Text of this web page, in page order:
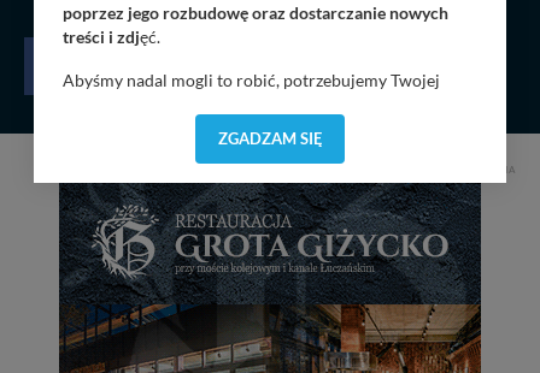
REKLAMA
poprzez jego rozbudowę oraz dostarczanie nowych
treści i zdjęć.
Abyśmy nadal mogli to robić, potrzebujemy Twojej
dostosować do Twoich preferencji. Twoje dane (w tym
pliki cookies) będą zapisywane w celu usprawnienia
wyszukania, ulubione miejsca, logowania, itp).
Bezpieczeństwo Twoich danych jest dla nas
priorytetowe, bez poinformowania Ciebie nie będziemy
zmieniać zakresu naszych uprawnień. Twoje dane są u
nas bezpieczne, jeśli masz wątpliwości co do naszych
intencji, zawsze możesz wycofać swoją zgodę. Więcej
informacji uzyskach w naszejPolityce Prywatności.
ZGADZAM SIĘ